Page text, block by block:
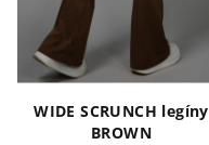
WIDE SCRUNCH legíny
BROWN